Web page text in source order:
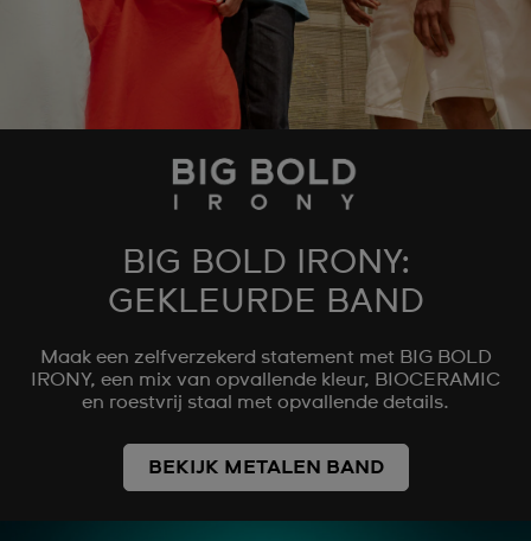
BIG BOLD IRONY:
GEKLEURDE BAND
Maak een zelfverzekerd statement met BIG BOLD
IRONY, een mix van opvallende kleur, BIOCERAMIC
en roestvrij staal met opvallende details.
BEKIJK METALEN BAND